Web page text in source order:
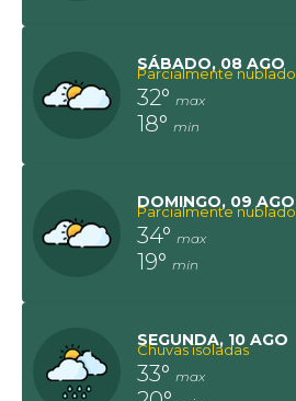
SÁBADO 08 AGO
Parcialmente nublado
32°
18°
DOMINGO 09 AGO
Parcialmente nublado
34°
19°
SEGUNDA 10 AGO
Chuvas isoladas
33°